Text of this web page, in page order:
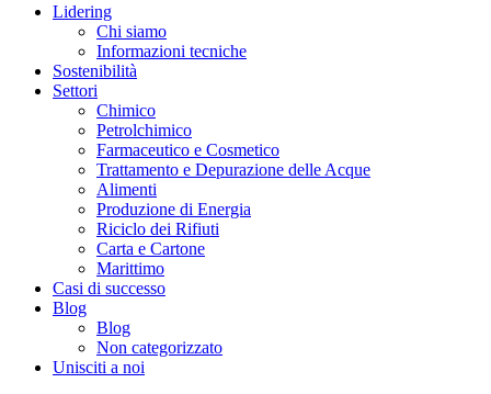
Lidering
Chi siamo
Informazioni tecniche
Sostenibilità
Settori
Chimico
Petrolchimico
Farmaceutico e Cosmetico
Trattamento e Depurazione delle Acque
Alimenti
Produzione di Energia
Riciclo dei Rifiuti
Carta e Cartone
Marittimo
Casi di successo
Blog
Blog
Non categorizzato
Unisciti a noi